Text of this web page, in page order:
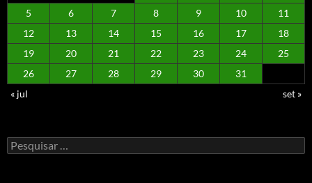
5
6 7 8 9 10
11
12
13 14 15 16 17
18
19
20 21 22 23 24
25
26
27 28 29 30
31
« jul
set »
Pesquisar
por: